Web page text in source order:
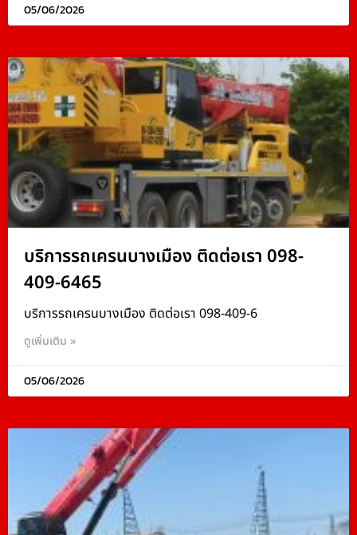
05/06/2026
บริการรถเครนบางเมือง ติดต่อเรา 098-
409-6465
บริการรถเครนบางเมือง ติดต่อเรา 098-409-6
ดูเพิ่มเติม »
05/06/2026